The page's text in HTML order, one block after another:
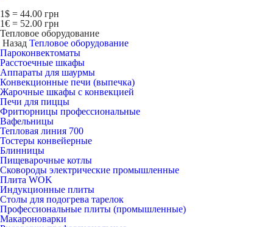
1$ = 44.00 грн
1€ = 52.00 грн
Тепловое оборудование
Назад Тепловое оборудование
Пароконвектоматы
Расcтоечные шкафы
Аппараты для шаурмы
Конвекционные печи (выпечка)
Жарочные шкафы с конвекцией
Печи для пиццы
Фритюрницы профессиональные
Вафельницы
Тепловая линия 700
Тостеры конвейерные
Блинницы
Пищеварочные котлы
Сковороды электрические промышленные
Плита WOK
Индукционные плиты
Столы для подогрева тарелок
Профессиональные плиты (промышленные)
Макароноварки